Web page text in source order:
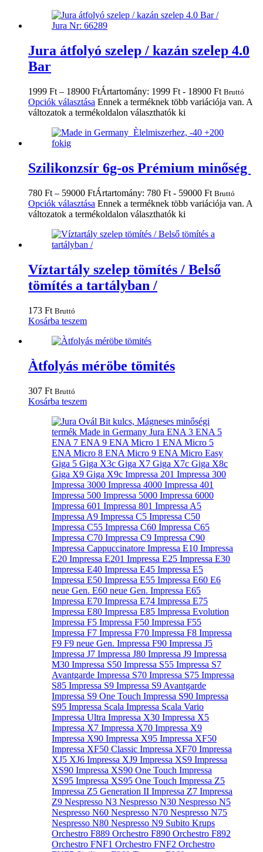
Jura átfolyó szelep / kazán szelep 4.0
Bar
1999 Ft – 18900 FtÁrtartomány: 1999 Ft - 18900 Ft Bruttó
Opciók választása Ennek a terméknek több variációja van. A
változatok a termékoldalon választhatók ki
Szilikonzsír 6g-os Prémium minőség
780 Ft – 59000 FtÁrtartomány: 780 Ft - 59000 Ft Bruttó
Opciók választása Ennek a terméknek több variációja van. A
változatok a termékoldalon választhatók ki
Víztartály szelep tömítés / Belső
tömítés a tartályban /
173 Ft Bruttó
Kosárba teszem
Àtfolyás méröbe tömités
307 Ft Bruttó
Kosárba teszem